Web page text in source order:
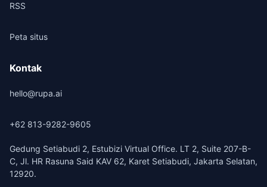
RSS
Peta situs
Kontak
hello@rupa.ai
+62 813-9282-9605
Gedung Setiabudi 2, Estubizi Virtual Office. LT 2, Suite 207-B-
C, Jl. HR Rasuna Said KAV 62, Karet Setiabudi, Jakarta Selatan,
12920.